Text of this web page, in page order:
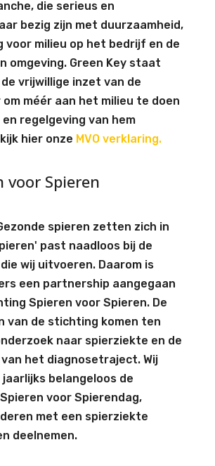
die serieus en
bezig zijn met duurzaamheid,
voor milieu op het bedrijf en de
omgeving. Green Key staat
vrijwillige inzet van de
méér aan het milieu te doen
regelgeving van hem
hier onze MVO verklaring.
voor Spieren
spieren zetten zich in
past naadloos bij de
wij uitvoeren. Daarom is
een partnership aangegaan
Spieren voor Spieren. De
van de stichting komen ten
naar spierziekte en de
het diagnosetraject. Wij
belangeloos de
voor Spierendag,
met een spierziekte
deelnemen.